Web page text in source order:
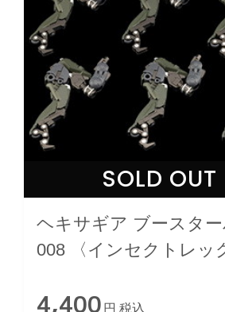
SOLD OUT
ヘキサギア ブースター
008 〈インセクトレッ
4,400 円 税込